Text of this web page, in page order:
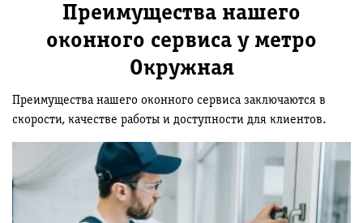
Преимущества нашего
оконного сервиса у метро
Окружная
Преимущества нашего оконного сервиса заключаются в
скорости, качестве работы и доступности для клиентов.